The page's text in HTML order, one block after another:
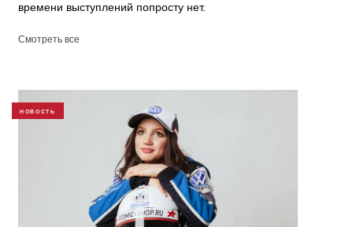
времени выступлений попросту нет.
Смотреть все
НОВОСТЬ